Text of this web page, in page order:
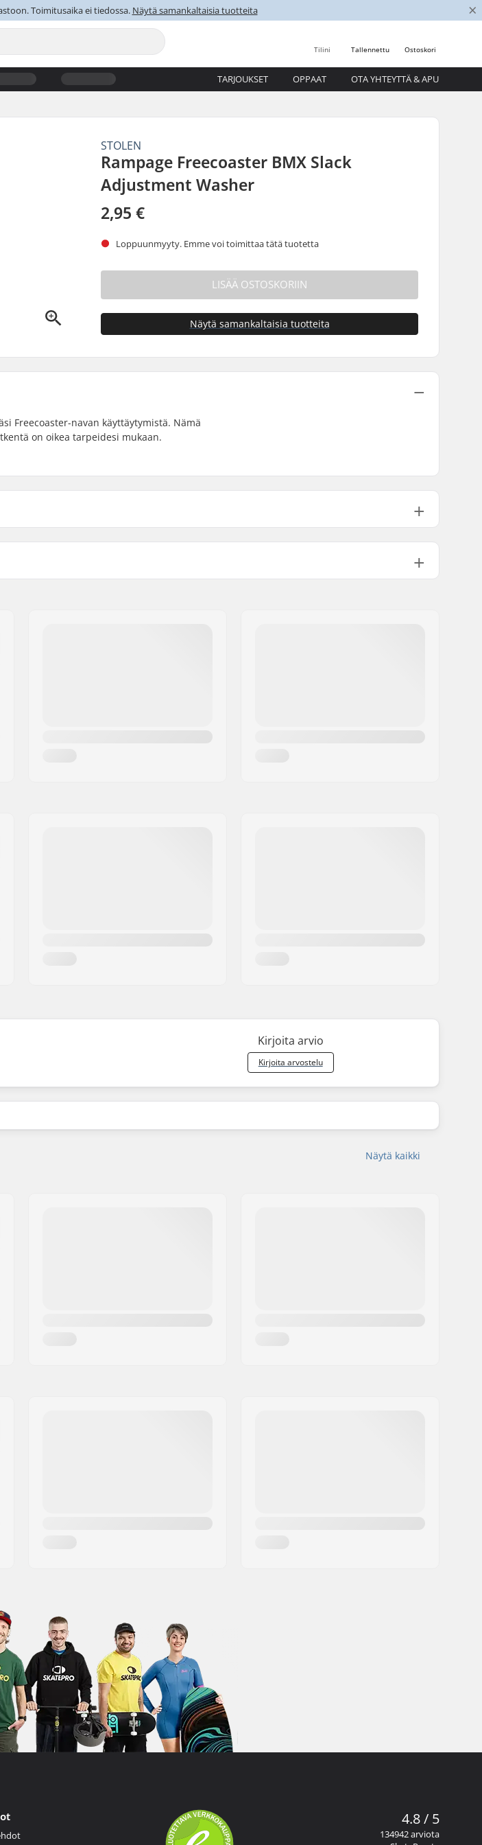
Toimitusaika ei tiedossa. Näytä samankaltaisia tuotteita ×
Ostoskori
Tallennettu
Tilini
TARJOUKSET OPPAAT OTA YHTEYTTÄ & APU
STOLEN
Rampage Freecoaster BMX Slack
Adjustment Washer
2,95 €
Loppuunmyyty. Emme voi toimittaa tätä tuotetta
LISÄÄ OSTOSKORIIN
Näytä samankaltaisia tuotteita
Freecoaster-navan käyttäytymistä. Nämä
on oikea tarpeidesi mukaan.
Napasuoja:
Ei sisälly
Kirjoita arvio
Kirjoita arvostelu
Näytä kaikki
4.8 / 5
134942 arviota